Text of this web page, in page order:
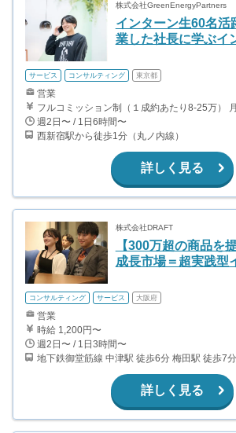
株式会社GreenEnergyPartners
インターン生60名活
業した社長に学ぶイ
サービス コンサルティング 東京都
営業
週2日〜 / 1日6時間〜
西新宿駅から徒歩1分（丸ノ内線）
詳しく見る
株式会社DRAFT
【300万超の商品を
成長市場＝超実践型
コンサルティング サービス 大阪府
営業
時給 1,200円〜
週2日〜 / 1日3時間〜
地下鉄御堂筋線 中津駅 徒歩6分 梅田駅 徒歩7分
詳しく見る